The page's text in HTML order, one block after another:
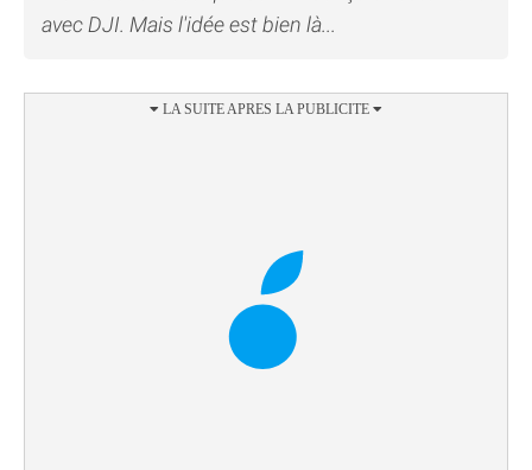
avec DJI. Mais l'idée est bien là...